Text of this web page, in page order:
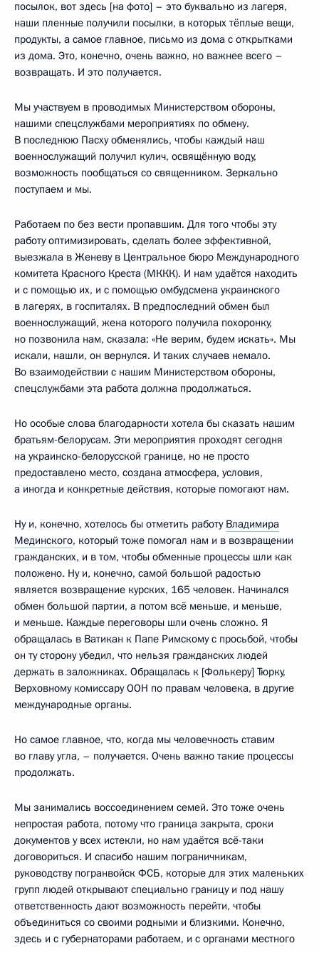
посылок, вот здесь [на фото] – это буквально из лагеря,
наши пленные получили посылки, в которых тёплые вещи,
продукты, а самое главное, письмо из дома с открытками
из дома. Это, конечно, очень важно, но важнее всего –
возвращать. И это получается.
Мы участвуем в проводимых Министерством обороны,
нашими спецслужбами мероприятиях по обмену.
В последнюю Пасху обменялись, чтобы каждый наш
военнослужащий получил кулич, освящённую воду,
возможность пообщаться со священником. Зеркально
поступаем и мы.
Работаем по без вести пропавшим. Для того чтобы эту
работу оптимизировать, сделать более эффективной,
выезжала в Женеву в Центральное бюро Международного
комитета Красного Креста (МККК). И нам удаётся находить
и с помощью их, и с помощью омбудсмена украинского
в лагерях, в госпиталях. В предпоследний обмен был
военнослужащий, жена которого получила похоронку,
но позвонила нам, сказала: «Не верим, будем искать». Мы
искали, нашли, он вернулся. И таких случаев немало.
Во взаимодействии с нашим Министерством обороны,
спецслужбами эта работа должна продолжаться.
Но особые слова благодарности хотела бы сказать нашим
братьям-белорусам. Эти мероприятия проходят сегодня
на украинско-белорусской границе, но не просто
предоставлено место, создана атмосфера, условия,
а иногда и конкретные действия, которые помогают нам.
Ну и, конечно, хотелось бы отметить работу Владимира
Мединского, который тоже помогал нам и в возвращении
гражданских, и в том, чтобы обменные процессы шли как
положено. Ну и, конечно, самой большой радостью
является возвращение курских, 165 человек. Начинался
обмен большой партии, а потом всё меньше, и меньше,
и меньше. Каждые переговоры шли очень сложно. Я
обращалась в Ватикан к Папе Римскому с просьбой, чтобы
он ту сторону убедил, что нельзя гражданских людей
держать в заложниках. Обращалась к [Фолькеру] Тюрку,
Верховному комиссару ООН по правам человека, в другие
международные органы.
Но самое главное, что, когда мы человечность ставим
во главу угла, – получается. Очень важно такие процессы
продолжать.
Мы занимались воссоединением семей. Это тоже очень
непростая работа, потому что граница закрыта, сроки
документов у всех истекли, но нам удаётся всё-таки
договориться. И спасибо нашим пограничникам,
руководству погранвойск ФСБ, которые для этих маленьких
групп людей открывают специально границу и под нашу
ответственность дают возможность перейти, чтобы
объединиться со своими родными и близкими. Конечно,
здесь и с губернаторами работаем, и с органами местного